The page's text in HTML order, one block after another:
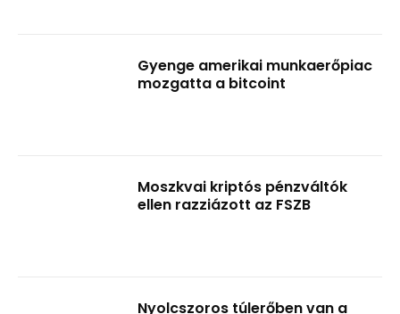
Gyenge amerikai munkaerőpiac
mozgatta a bitcoint
Moszkvai kriptós pénzváltók
ellen razziázott az FSZB
Nyolcszoros túlerőben van a